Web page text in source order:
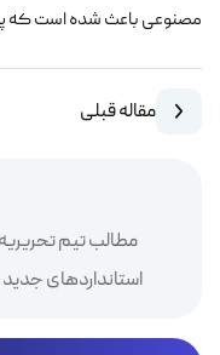
مصنوعی باعث شده است که
مقاله قبلی
مطالب تیم
استانداردهای